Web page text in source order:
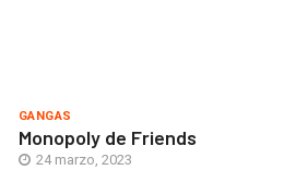
GANGAS
Monopoly de Friends
24 marzo, 2023